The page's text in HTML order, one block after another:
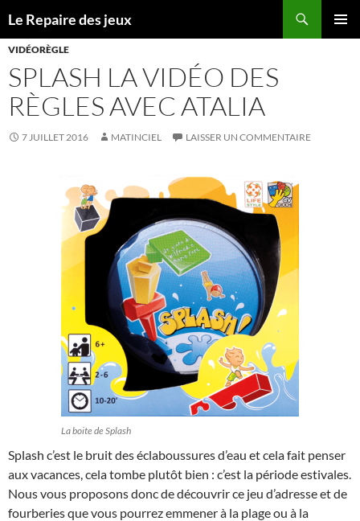
Le Repaire des jeux
AU
CONTENU
VIDÉORÈGLE
SPLASH LA VIDÉO DES
RÈGLES AVEC ATALIA
7 JUILLET 2016 MATINCIEL LAISSER UN COMMENTAIRE
La boite de Splash
Splash c’est le bruit des éclaboussures d’eau et cela fait penser
aux vacances, cela tombe plutôt bien : c’est la période estivales.
Nous vous proposons donc de découvrir ce jeu d’adresse et de
fourberies que vous pourrez emmener à la plage ou à la